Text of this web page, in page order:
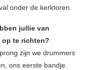
onder de kerktoren.
jullie van
op te richten?
zijn we drummers
ons eerste bandje.